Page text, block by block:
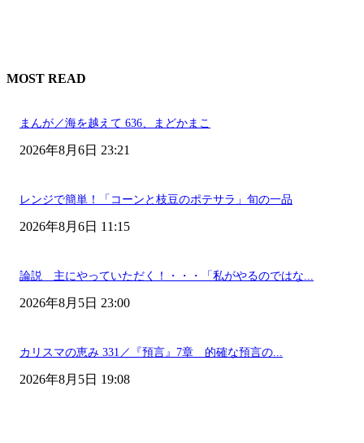
MOST READ
まんが／海を越えて 636、まどかまこ
2026年8月6日 23:21
レンジで簡単！「コーンと枝豆のポテサラ」旬の一品
2026年8月6日 11:15
論説 主にやっていただく！・・・「私がやるのではな...
2026年8月5日 23:00
カリスマの恵み 331／『預言』7章 的確な預言の...
2026年8月5日 19:08